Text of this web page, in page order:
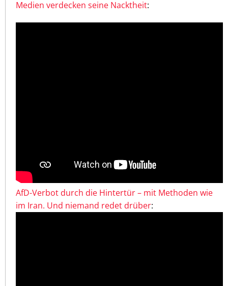
Medien verdecken seine Nacktheit:
AfD-Verbot durch die Hintertür – mit Methoden wie
im Iran. Und niemand redet drüber: